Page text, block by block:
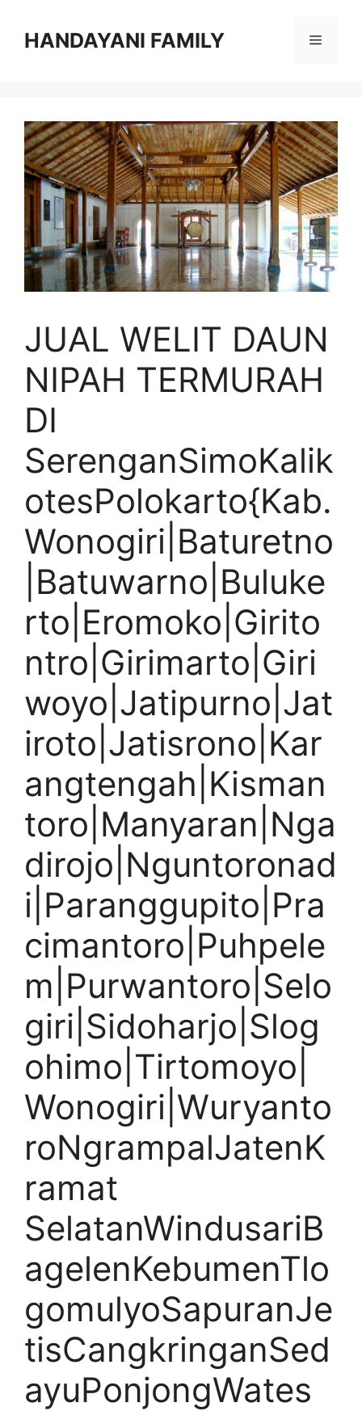
HANDAYANI FAMILY Menu
JUAL WELIT DAUN
NIPAH TERMURAH
DI
SerenganSimoKalik
otesPolokarto{Kab.
Wonogiri|Baturetno
|Batuwarno|Buluke
rto|Eromoko|Girito
ntro|Girimarto|Giri
woyo|Jatipurno|Jat
iroto|Jatisrono|Kar
angtengah|Kisman
toro|Manyaran|Nga
dirojo|Nguntoronad
i|Paranggupito|Pra
cimantoro|Puhpele
m|Purwantoro|Selo
giri|Sidoharjo|Slog
ohimo|Tirtomoyo|
Wonogiri|Wuryanto
roNgrampalJatenK
ramat
SelatanWindusariB
agelenKebumenTlo
gomulyoSapuranJe
tisCangkringanSed
ayuPonjongWates